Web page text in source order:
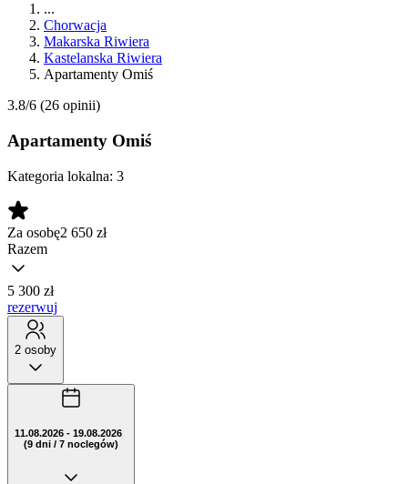
...
Chorwacja
Makarska Riwiera
Kastelanska Riwiera
Apartamenty Omiś
3.8/6 (26 opinii)
Apartamenty Omiś
Kategoria lokalna: 3
Za osobę2 650 zł
Razem
5 300 zł
rezerwuj
2 osoby
11.08.2026 - 19.08.2026
(9 dni / 7 noclegów)